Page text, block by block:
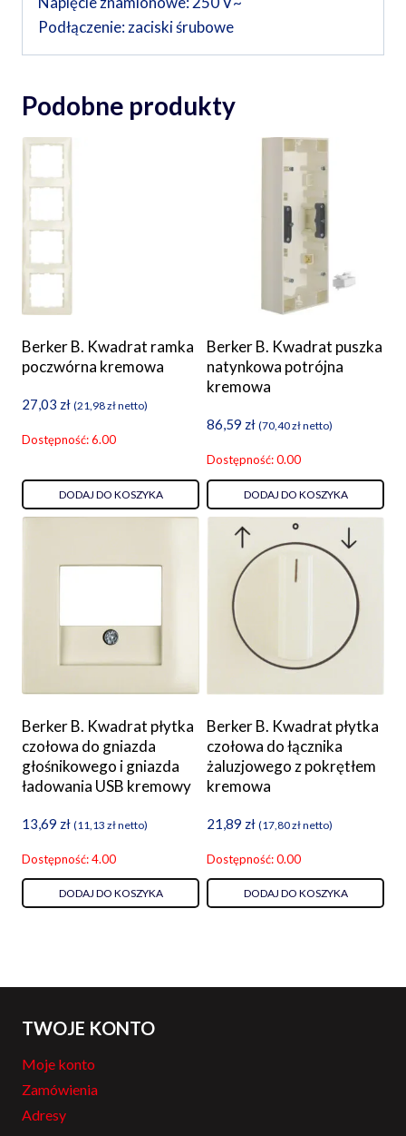
Podłączenie: zaciski śrubowe
Podobne produkty
Berker B. Kwadrat ramka
poczwórna kremowa
27,03 zł (21,98złnetto)
Dostępność: 6.00
DODAJ DO KOSZYKA
Berker B. Kwadrat puszka
natynkowa potrójna
kremowa
86,59 zł (70,40złnetto)
Dostępność: 0.00
DODAJ DO KOSZYKA
Berker B. Kwadrat płytka
czołowa do gniazda
głośnikowego i gniazda
ładowania USB kremowy
13,69 zł (11,13 złnetto)
Dostępność: 4.00
DODAJ DO KOSZYKA
Berker B. Kwadrat płytka
czołowa do łącznika
żaluzjowego z pokrętłem
kremowa
21,89 zł (17,80złnetto)
Dostępność: 0.00
DODAJ DO KOSZYKA
TWOJE KONTO
Moje konto
Zamówienia
Adresy